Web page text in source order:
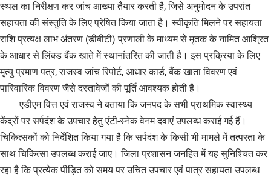
स्थल का निरीक्षण कर जांच आख्या तैयार करती है, जिसे अनुमोदन के उपरांत
सहायता की संस्तुति के लिए प्रेषित किया जाता है। स्वीकृति मिलने पर सहायता
राशि प्रत्यक्ष लाभ अंतरण (डीबीटी) प्रणाली के माध्यम से मृतक के नामित आश्रित
के आधार से लिंक्ड बैंक खाते में स्थानांतरित की जाती है। इस प्रक्रिया के लिए
मृत्यु प्रमाण पत्र, राजस्व जांच रिपोर्ट, आधार कार्ड, बैंक खाता विवरण एवं
पारिवारिक विवरण जैसे दस्तावेजों की पूर्ति आवश्यक होती है।
एडीएम वित्त एवं राजस्व ने बताया कि जनपद के सभी प्राथमिक स्वास्थ्य
केंद्रों पर सर्पदंश के उपचार हेतु एंटी-स्नेक वेनम दवाएं उपलब्ध कराई गई हैं।
चिकित्सकों को निर्देशित किया गया है कि सर्पदंश के किसी भी मामले में तत्परता के
साथ चिकित्सा उपलब्ध कराई जाए। जिला प्रशासन जनहित में यह सुनिश्चित कर
रहा है कि प्रत्येक पीड़ित को समय पर उचित उपचार एवं पात्र सहायता उपलब्ध